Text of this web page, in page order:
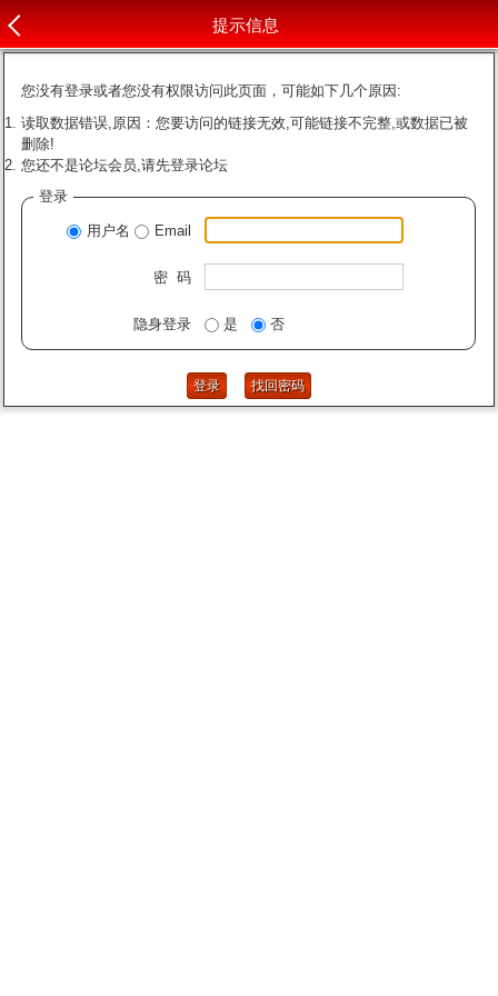
提示信息
您没有登录或者您没有权限访问此页面，可能如下几个原因:
读取数据错误,原因：您要访问的链接无效,可能链接不完整,或数据已被
删除!
您还不是论坛会员,请先登录论坛
登录
用户名 Email
密 码
隐身登录 是 否